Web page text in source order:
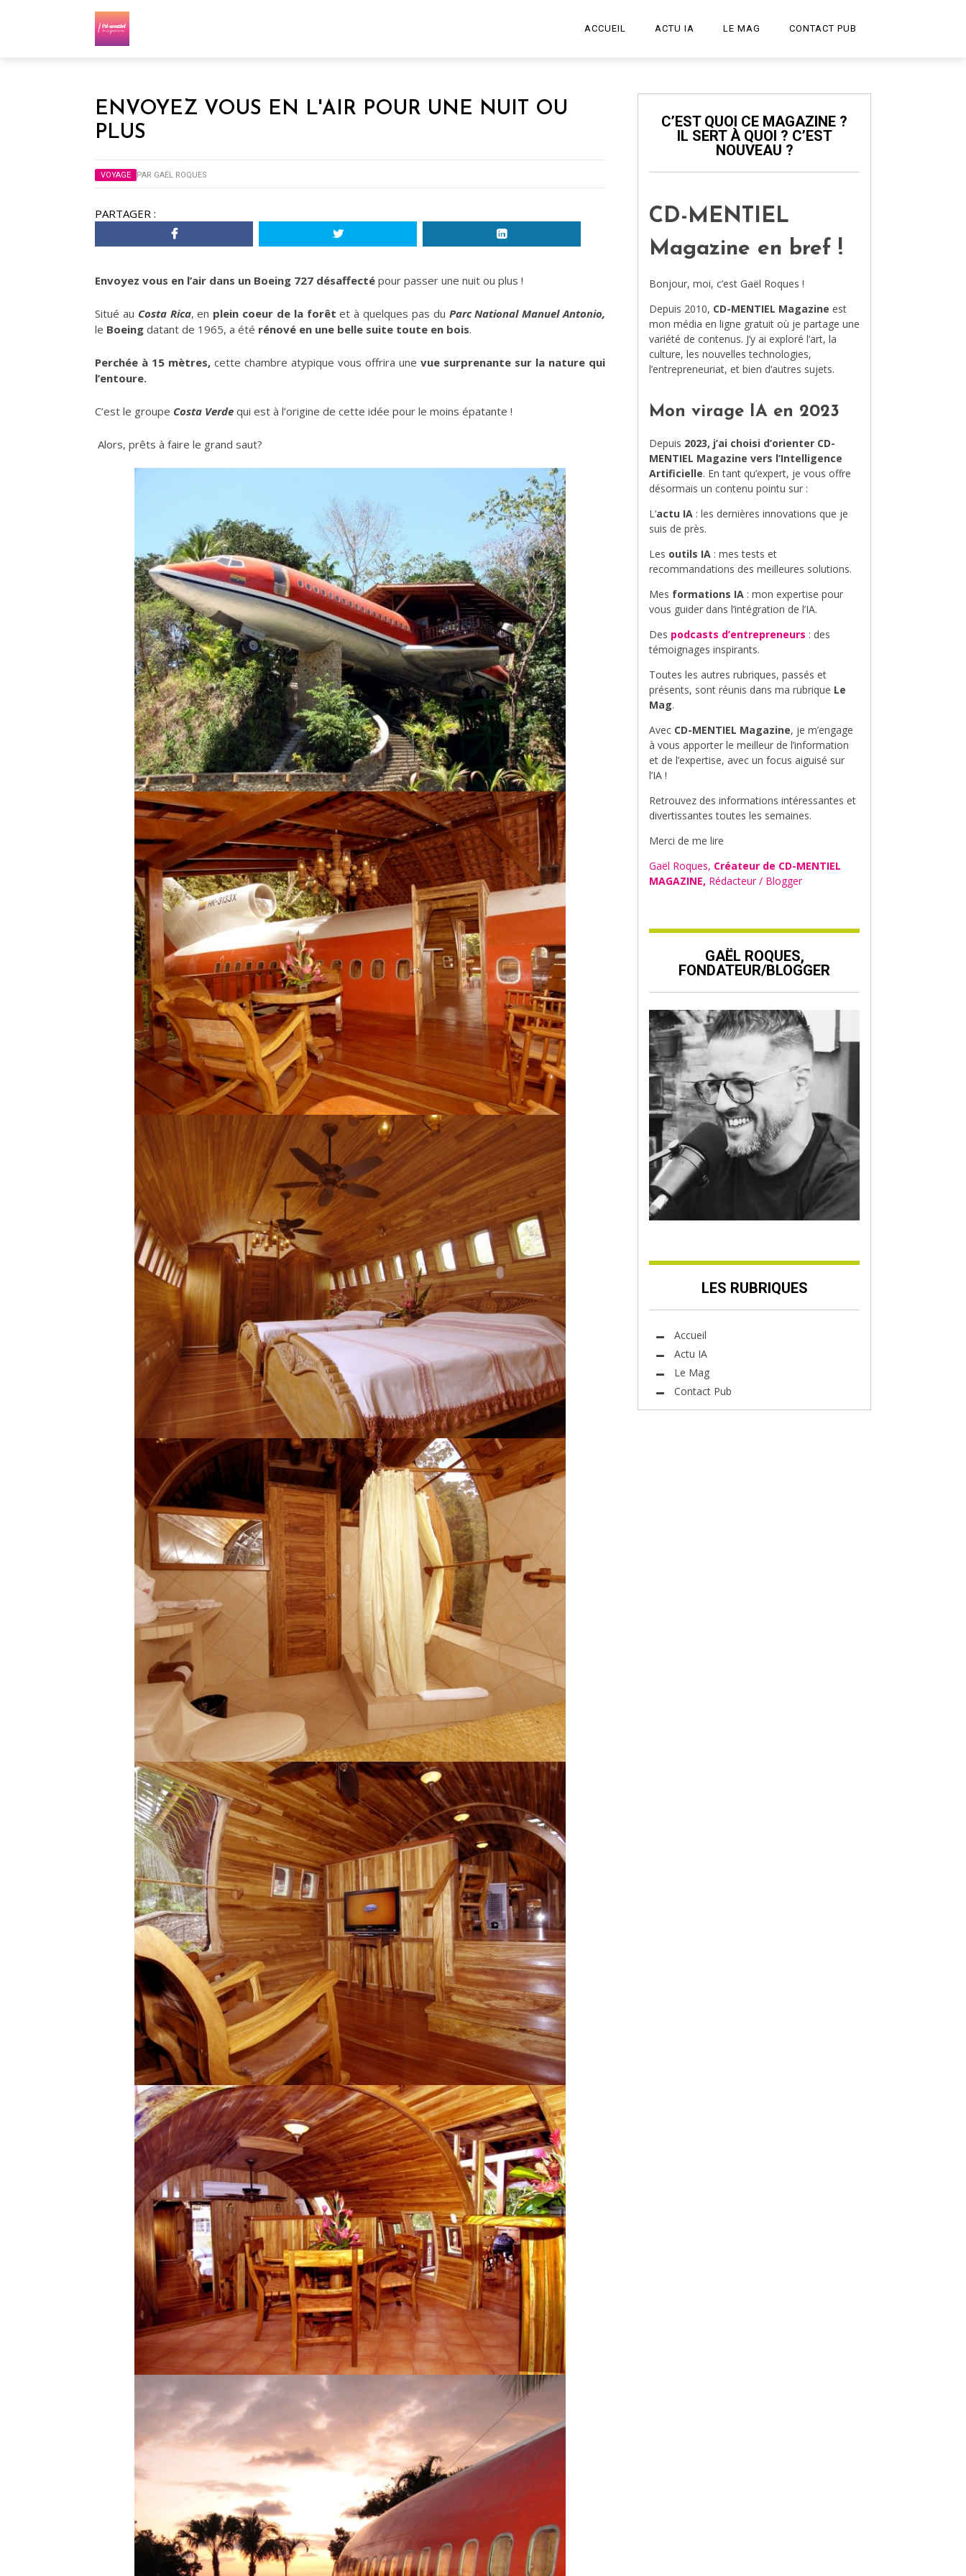
ACCUEIL ACTU IA LE MAG
PUBLICITÉ CRÉATIVE
DESIGN
ART ET CULTURE
ARCHITECTURE
MODE
VOYAGE
ÉQUILIBRE ET ÉVOLUTION
LE MIX DU MOIS
CONTACT PUB
ENVOYEZ VOUS EN L'AIR POUR UNE NUIT OU
PLUS
VOYAGE PAR GAËL ROQUES
PARTAGER :
Envoyez vous en l’air dans un Boeing 727 désaffecté pour passer une nuit ou plus !
Situé au Costa Rica, en plein coeur de la forêt et à quelques pas du Parc National Manuel Antonio,
le Boeing datant de 1965, a été rénové en une belle suite toute en bois.
Perchée à 15 mètres, cette chambre atypique vous offrira une vue surprenante sur la nature qui
l’entoure.
C’est le groupe Costa Verde qui est à l’origine de cette idée pour le moins épatante !
Alors, prêts à faire le grand saut?
C’EST QUOI CE MAGAZINE ?
IL SERT À QUOI ? C’EST
NOUVEAU ?
CD-MENTIEL
Magazine en bref !
Bonjour, moi, c’est Gaël Roques !
Depuis 2010, CD-MENTIEL Magazine est
mon média en ligne gratuit où je partage une
variété de contenus. J’y ai exploré l’art, la
culture, les nouvelles technologies,
l’entrepreneuriat, et bien d’autres sujets.
Mon virage IA en 2023
Depuis 2023, j’ai choisi d’orienter CD-
MENTIEL Magazine vers l’Intelligence
Artificielle. En tant qu’expert, je vous offre
désormais un contenu pointu sur :
L’actu IA : les dernières innovations que je
suis de près.
Les outils IA : mes tests et
recommandations des meilleures solutions.
Mes formations IA : mon expertise pour
vous guider dans l’intégration de l’IA.
Des podcasts d’entrepreneurs : des
témoignages inspirants.
Toutes les autres rubriques, passés et
présents, sont réunis dans ma rubrique Le
Mag.
Avec CD-MENTIEL Magazine, je m’engage
à vous apporter le meilleur de l’information
et de l’expertise, avec un focus aiguisé sur
l’IA !
Retrouvez des informations intéressantes et
divertissantes toutes les semaines.
Merci de me lire
Gaël Roques, Créateur de CD-MENTIEL
MAGAZINE, Rédacteur / Blogger
GAËL ROQUES,
FONDATEUR/BLOGGER
LES RUBRIQUES
Accueil
Actu IA
Le Mag
Contact Pub